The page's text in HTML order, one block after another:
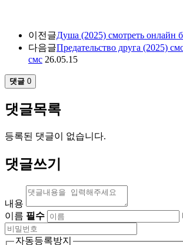
이전글Душа (2025) смотреть онлайн
다음글Предательство друга (2025)
смс 26.05.15
댓글 0
댓글목록
등록된 댓글이 없습니다.
댓글쓰기
내용
이름 필수
자동등록방지